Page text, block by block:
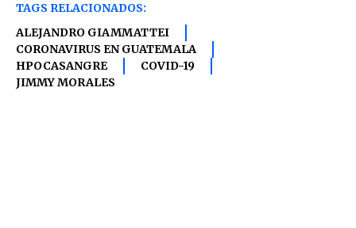
TAGS RELACIONADOS:
ALEJANDRO GIAMMATTEI
CORONAVIRUS EN GUATEMALA
HPOCASANGRE
COVID-19
JIMMY MORALES